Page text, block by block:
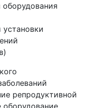
оборудования
репродуктивной